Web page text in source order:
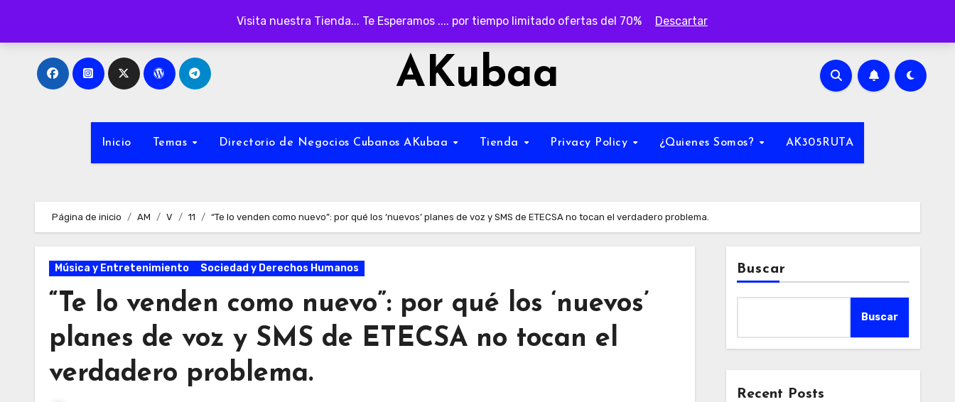
Visita nuestra Tienda... Te Esperamos .... por tiempo limitado ofertas del 70% Descartar
AKubaa
Inicio Temas Directorio de Negocios Cubanos AKubaa Tienda Privacy Policy ¿Quienes Somos? AK305RUTA
Página de inicio AM V 11 “Te lo venden como nuevo”: por qué los ‘nuevos’ planes de voz y SMS de ETECSA no tocan el verdadero problema.
Música y Entretenimiento Sociedad y Derechos Humanos
“Te lo venden como nuevo”: por qué los ‘nuevos’
planes de voz y SMS de ETECSA no tocan el
verdadero problema.
Buscar
Buscar
Recent Posts